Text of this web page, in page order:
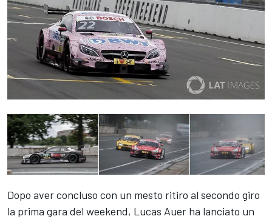
Dopo aver concluso con un mesto ritiro al secondo giro
la prima gara del weekend, Lucas Auer ha lanciato un